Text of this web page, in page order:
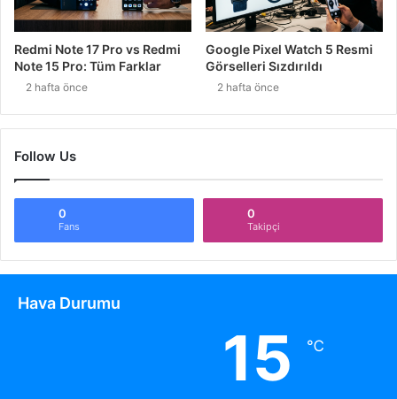
Redmi Note 17 Pro vs Redmi
Note 15 Pro: Tüm Farklar
2 hafta önce
Google Pixel Watch 5 Resmi
Görselleri Sızdırıldı
2 hafta önce
Follow Us
0
Fans
0
Takipçi
Hava Durumu
15 ℃